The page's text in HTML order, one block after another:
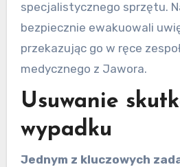
specjalistycznego sprzętu.
bezpiecznie ewakuowali
przekazując go w ręce
medycznego z Jawora.
Usuwanie
wypadku
Jednym z kluczowych